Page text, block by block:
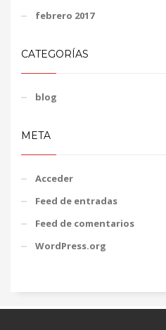
febrero 2017
CATEGORÍAS
blog
META
Acceder
Feed de entradas
Feed de comentarios
WordPress.org